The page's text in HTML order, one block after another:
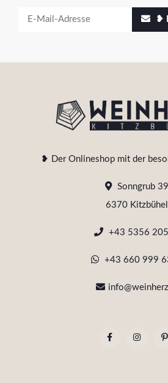
❥
❥ Der Onlineshop mit der
Sonngrub 39
6370 Kitzbühel
+43 5356
+43 660 999